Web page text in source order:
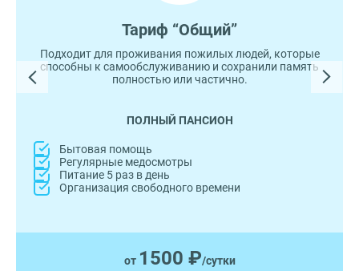
Тариф “Общий”
Подходит для проживания пожилых людей, которые
способны к самообслуживанию и сохранили память
полностью или частично.
ПОЛНЫЙ ПАНСИОН
Бытовая помощь
Регулярные медосмотры
Питание 5 раз в день
Организация свободного времени
от 1500 ₽/сутки